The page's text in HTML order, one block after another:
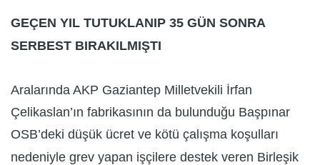
GEÇEN YIL TUTUKLANIP 35 GÜN SONRA
SERBEST BIRAKILMIŞTI
Aralarında AKP Gaziantep Milletvekili İrfan
Çelikaslan’ın fabrikasının da bulunduğu Başpınar
OSB’deki düşük ücret ve kötü çalışma koşulları
nedeniyle grev yapan işçilere destek veren Birleşik